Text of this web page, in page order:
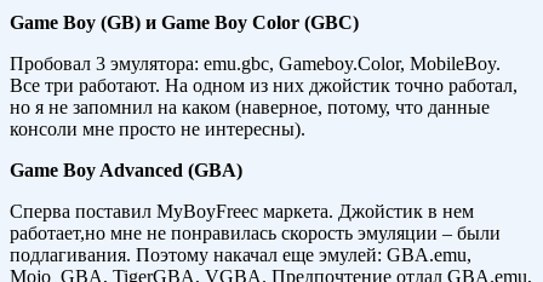
Game Boy (GB) и Game Boy Color (GBC)
Пробовал 3 эмулятора: emu.gbc, Gameboy.Color, MobileBoy.
Все три работают. На одном из них джойстик точно работал,
но я не запомнил на каком (наверное, потому, что данные
консоли мне просто не интересны).
Game Boy Advanced (GBA)
Сперва поставил MyBoyFreeс маркета. Джойстик в нем
работает,но мне не понравилась скорость эмуляции – были
подлагивания. Поэтому накачал еще эмулей: GBA.emu,
Mojo_GBA, TigerGBA, VGBA. Предпочтение отдал GBA.emu,